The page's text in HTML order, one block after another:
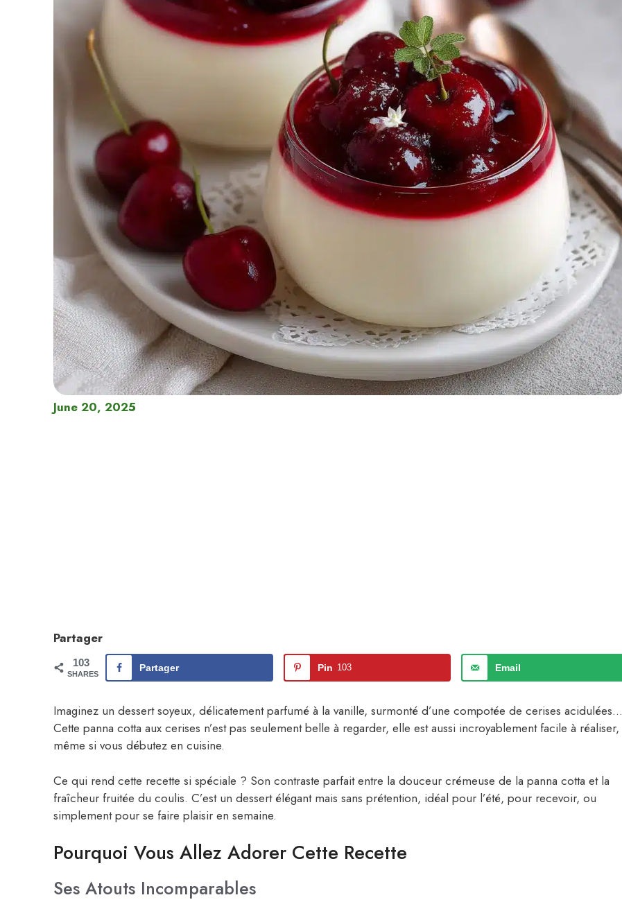
June 20, 2025
Partager
103
SHARES
Partager Pin 103 Email
Imaginez un dessert soyeux, délicatement parfumé à la vanille, surmonté d’une compotée de cerises acidulées…
Cette panna cotta aux cerises n’est pas seulement belle à regarder, elle est aussi incroyablement facile à réaliser,
même si vous débutez en cuisine.
Ce qui rend cette recette si spéciale ? Son contraste parfait entre la douceur crémeuse de la panna cotta et la
fraîcheur fruitée du coulis. C’est un dessert élégant mais sans prétention, idéal pour l’été, pour recevoir, ou
simplement pour se faire plaisir en semaine.
Pourquoi Vous Allez Adorer Cette Recette
Ses Atouts Incomparables